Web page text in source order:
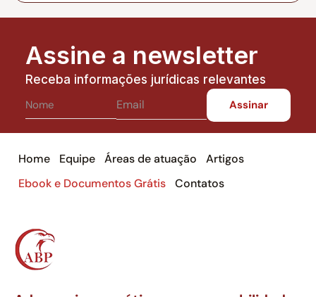
Assine a newsletter
Receba informações jurídicas relevantes
Home Equipe Áreas de atuação
Artigos
Ebook e Documentos Grátis
Contatos